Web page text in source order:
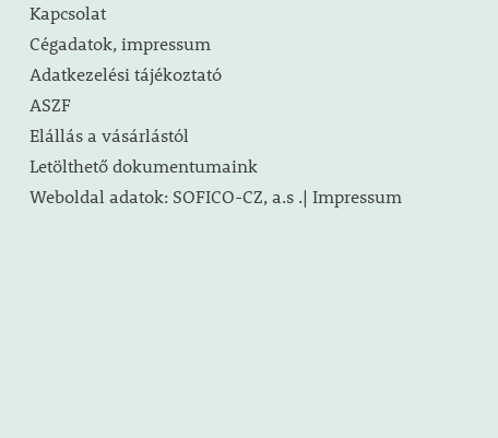
Kapcsolat
Cégadatok, impressum
Adatkezelési tájékoztató
ASZF
Elállás a vásárlástól
Letölthető dokumentumaink
Weboldal adatok: SOFICO-CZ, a.s .| Impressum